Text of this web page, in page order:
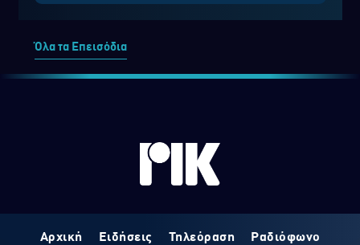
Όλα τα Επεισόδια
Αρχική Ειδήσεις Τηλεόραση Ραδιόφωνο